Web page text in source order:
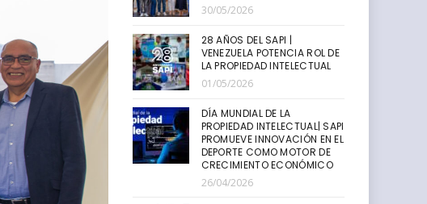
30/05/2026
28 AÑOS DEL SAPI |
VENEZUELA POTENCIA ROL DE
LA PROPIEDAD INTELECTUAL
01/05/2026
DÍA MUNDIAL DE LA
PROPIEDAD INTELECTUAL| SAPI
PROMUEVE INNOVACIÓN EN EL
DEPORTE COMO MOTOR DE
CRECIMIENTO ECONÓMICO
26/04/2026